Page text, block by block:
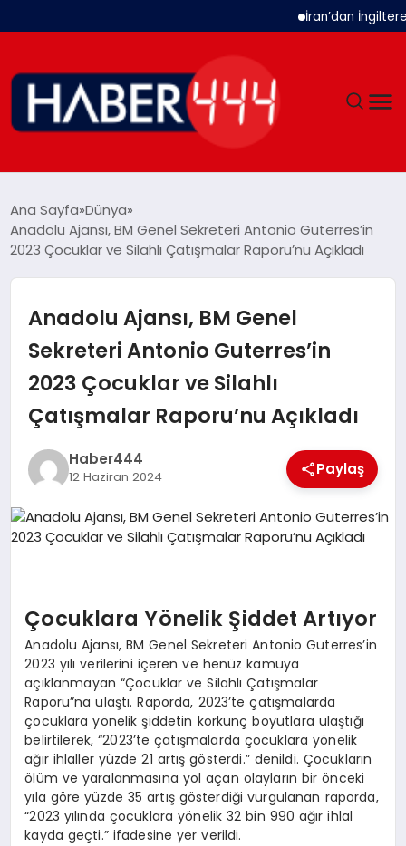
İran’dan İngiltere
SIYASET
SPOR
TEKNOLOJI
MAGAZIN
EGITIM
Ana Sayfa Dünya
Anadolu Ajansı, BM Genel Sekreteri Antonio Guterres’in
2023 Çocuklar ve Silahlı Çatışmalar Raporu’nu Açıkladı
Anadolu Ajansı, BM Genel
Sekreteri Antonio Guterres’in
2023 Çocuklar ve Silahlı
Çatışmalar Raporu’nu Açıkladı
Haber444
12 Haziran 2024 Paylaş
Çocuklara Yönelik Şiddet Artıyor
Anadolu Ajansı, BM Genel Sekreteri Antonio Guterres’in
2023 yılı verilerini içeren ve henüz kamuya
açıklanmayan “Çocuklar ve Silahlı Çatışmalar
Raporu”na ulaştı. Raporda, 2023’te çatışmalarda
çocuklara yönelik şiddetin korkunç boyutlara ulaştığı
belirtilerek, “2023’te çatışmalarda çocuklara yönelik
ağır ihlaller yüzde 21 artış gösterdi.” denildi. Çocukların
ölüm ve yaralanmasına yol açan olayların bir önceki
yıla göre yüzde 35 artış gösterdiği vurgulanan raporda,
“2023 yılında çocuklara yönelik 32 bin 990 ağır ihlal
kayda geçti.” ifadesine yer verildi.